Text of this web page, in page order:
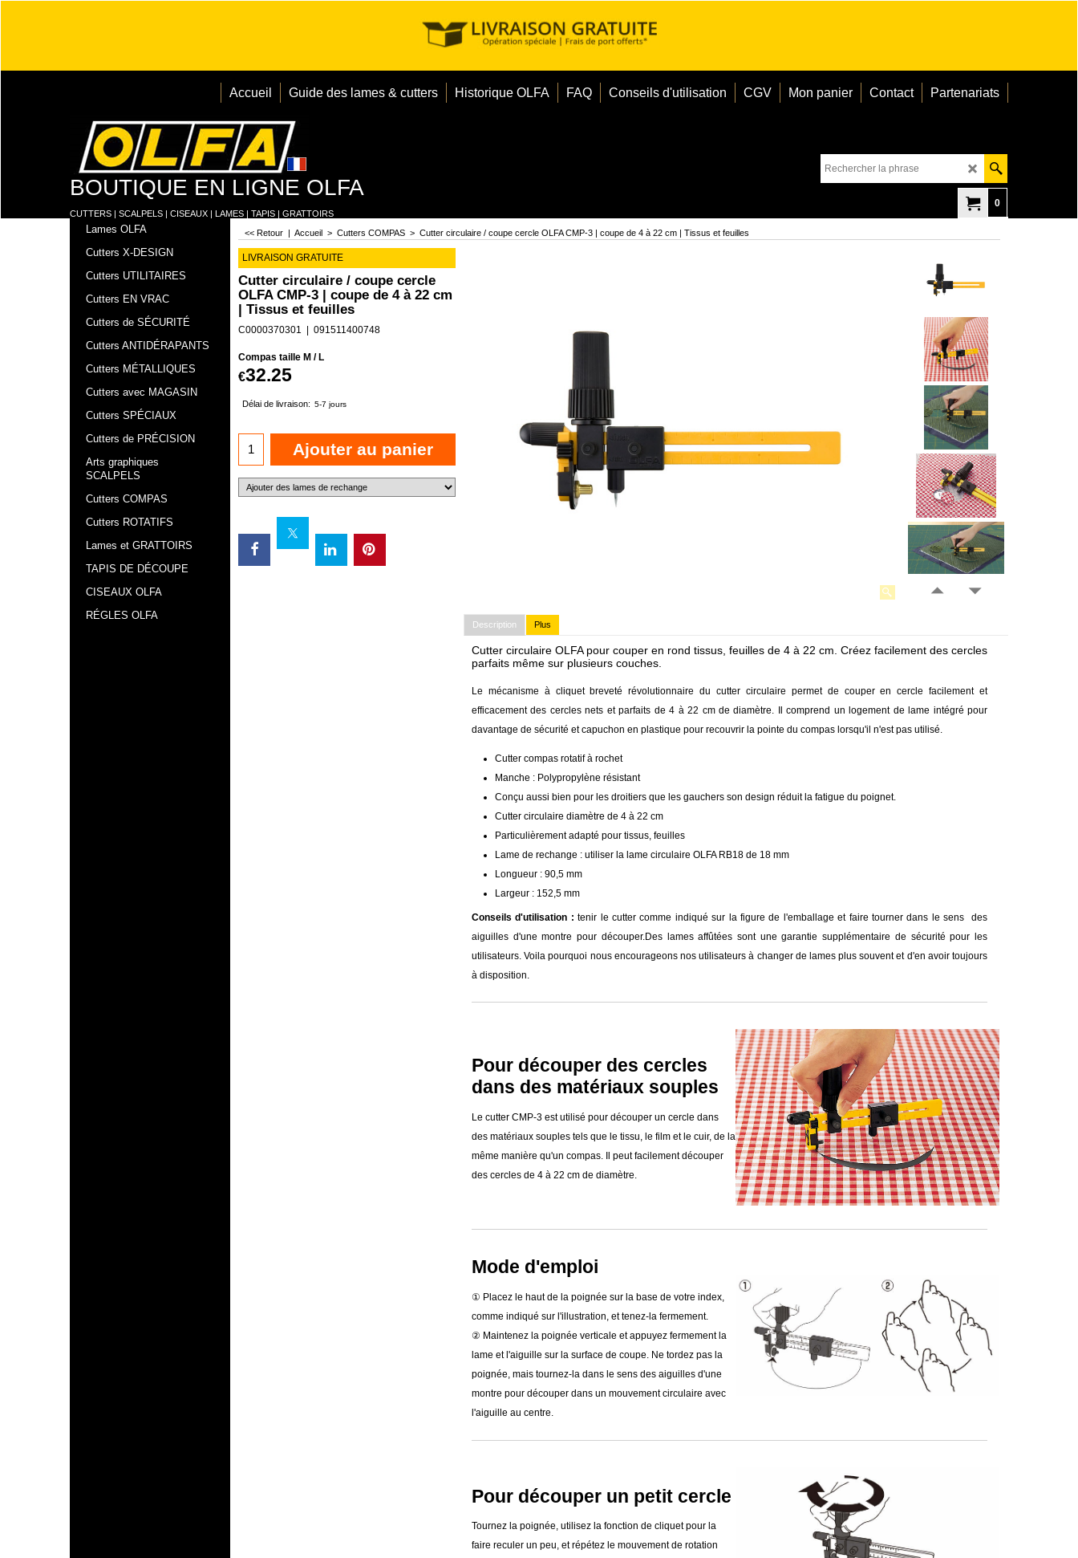
Accueil Guide des lames & cutters Historique OLFA FAQ Conseils d'utilisation CGV Mon panier Contact Partenariats
BOUTIQUE EN LIGNE OLFA
CUTTERS | SCALPELS | CISEAUX | LAMES | TAPIS | GRATTOIRS
0
Lames OLFA
Cutters X-DESIGN
Cutters UTILITAIRES
Cutters EN VRAC
Cutters de SÉCURITÉ
Cutters ANTIDÉRAPANTS
Cutters MÉTALLIQUES
Cutters avec MAGASIN
Cutters SPÉCIAUX
Cutters de PRÉCISION
Arts graphiques
SCALPELS
Cutters COMPAS
Cutters ROTATIFS
Lames et GRATTOIRS
TAPIS DE DÉCOUPE
CISEAUX OLFA
RÉGLES OLFA
<< Retour | Accueil > Cutters COMPAS > Cutter circulaire / coupe cercle OLFA CMP-3 | coupe de 4 à 22 cm | Tissus et feuilles
LIVRAISON GRATUITE
Cutter circulaire / coupe cercle
OLFA CMP-3 | coupe de 4 à 22 cm
| Tissus et feuilles
C0000370301 091511400748
Compas taille M / L
€32.25
Délai de livraison: 5-7 jours
Ajouter au panier
Description Plus
Cutter circulaire OLFA pour couper en rond tissus, feuilles de 4 à 22 cm. Créez facilement des cercles
parfaits même sur plusieurs couches.
Le mécanisme à cliquet breveté révolutionnaire du cutter circulaire permet de couper en cercle facilement et
efficacement des cercles nets et parfaits de 4 à 22 cm de diamètre. Il comprend un logement de lame intégré pour
davantage de sécurité et capuchon en plastique pour recouvrir la pointe du compas lorsqu'il n'est pas utilisé.
Cutter compas rotatif à rochet
Manche : Polypropylène résistant
Conçu aussi bien pour les droitiers que les gauchers son design réduit la fatigue du poignet.
Cutter circulaire diamètre de 4 à 22 cm
Particulièrement adapté pour tissus, feuilles
Lame de rechange : utiliser la lame circulaire OLFA RB18 de 18 mm
Longueur : 90,5 mm
Largeur : 152,5 mm
Conseils d'utilisation : tenir le cutter comme indiqué sur la figure de l'emballage et faire tourner dans le sens des
aiguilles d'une montre pour découper.Des lames affûtées sont une garantie supplémentaire de sécurité pour les
utilisateurs. Voila pourquoi nous encourageons nos utilisateurs à changer de lames plus souvent et d'en avoir toujours
à disposition.
Pour découper des cercles
dans des matériaux souples
Le cutter CMP-3 est utilisé pour découper un cercle dans
des matériaux souples tels que le tissu, le film et le cuir, de la
même manière qu'un compas. Il peut facilement découper
des cercles de 4 à 22 cm de diamètre.
Mode d'emploi
① Placez le haut de la poignée sur la base de votre index,
comme indiqué sur l'illustration, et tenez-la fermement.
② Maintenez la poignée verticale et appuyez fermement la
lame et l'aiguille sur la surface de coupe. Ne tordez pas la
poignée, mais tournez-la dans le sens des aiguilles d'une
montre pour découper dans un mouvement circulaire avec
l'aiguille au centre.
Pour découper un petit cercle
Tournez la poignée, utilisez la fonction de cliquet pour la
faire reculer un peu, et répétez le mouvement de rotation